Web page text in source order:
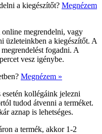
a kiegészítőt? Megnézem
megrendelni, vagy
üzleteinkben a kiegészítőt. A
fogadni. A
vesz igénybe.
Megnézem »
kollégáink jelezni
tudod átvenni a terméket.
aznap is lehetséges.
a termék, akkor 1-2